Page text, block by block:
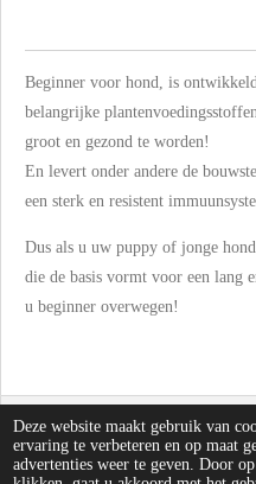
Deze website maakt gebruik van
ervaring te verbeteren en op maat
advertenties weer te geven. Door op
Beginner voor hond, is
belangrijke
groot en gezond te worden!
En levert onder andere de
een sterk en resistent
Dus als u uw puppy of jonge
die de basis vormt voor een lang
u beginner overwegen!
© 2024 Anitura
Powered by